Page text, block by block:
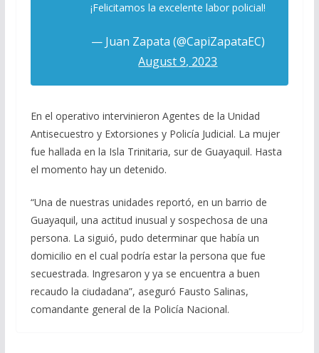
¡Felicitamos la excelente labor policial!
— Juan Zapata (@CapiZapataEC)
August 9, 2023
En el operativo intervinieron Agentes de la Unidad
Antisecuestro y Extorsiones y Policía Judicial. La mujer
fue hallada en la Isla Trinitaria, sur de Guayaquil. Hasta
el momento hay un detenido.
“Una de nuestras unidades reportó, en un barrio de
Guayaquil, una actitud inusual y sospechosa de una
persona. La siguió, pudo determinar que había un
domicilio en el cual podría estar la persona que fue
secuestrada. Ingresaron y ya se encuentra a buen
recaudo la ciudadana”, aseguró Fausto Salinas,
comandante general de la Policía Nacional.